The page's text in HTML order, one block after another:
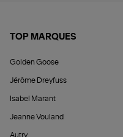
TOP MARQUES
Golden Goose
Jérôme Dreyfuss
Isabel Marant
Jeanne Vouland
Autry